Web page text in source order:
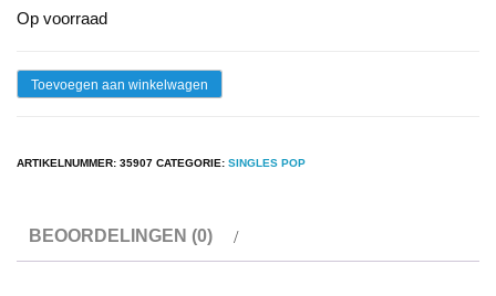
Op voorraad
Single
'Bout
Toevoegen aan winkelwagen
ARTIKELNUMMER: 35907 CATEGORIE: SINGLES POP
BEOORDELINGEN (0)